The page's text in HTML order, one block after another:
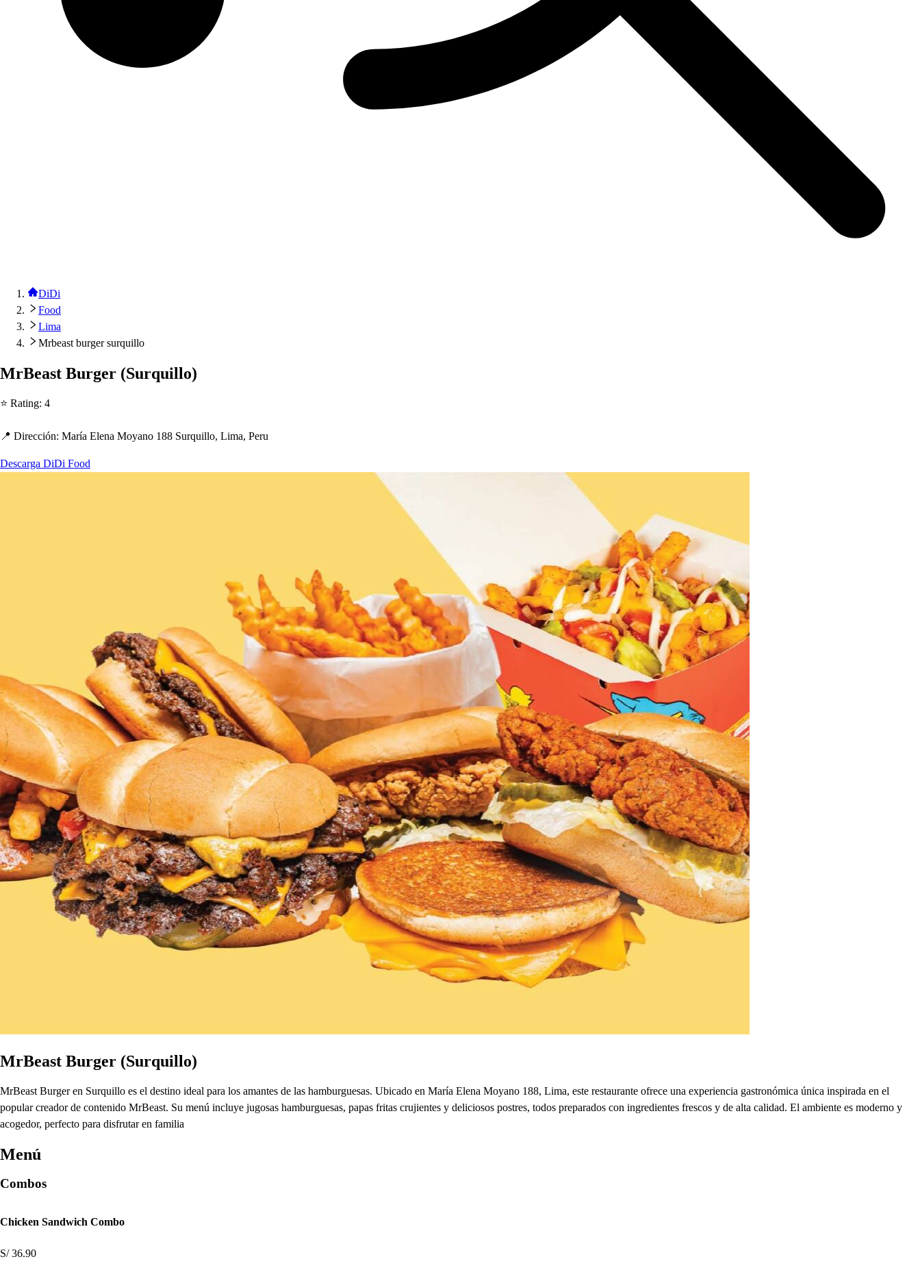
DiDi
Food
Lima
Mrbeast burger surquillo
MrBeast Burger (Surquillo)
⭐ Rating: 4
📍 Dirección: María Elena Moyano 188 Surquillo, Lima, Peru
Descarga DiDi Food
MrBeast Burger (Surquillo)
MrBeast Burger en Surquillo es el destino ideal para los amantes de las hamburguesas. Ubicado en María Elena Moyano 188, Lima, este restaurante ofrece una experiencia gastronómica única inspirada en el
popular creador de contenido MrBeast. Su menú incluye jugosas hamburguesas, papas fritas crujientes y deliciosos postres, todos preparados con ingredientes frescos y de alta calidad. El ambiente es moderno y
acogedor, perfecto para disfrutar en familia
Menú
Combos
Chicken Sandwich Combo
S/ 36.90